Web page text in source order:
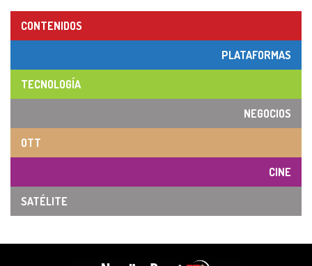
CONTENIDOS
PLATAFORMAS
TECNOLOGÍA
NEGOCIOS
OTT
CINE
SATÉLITE